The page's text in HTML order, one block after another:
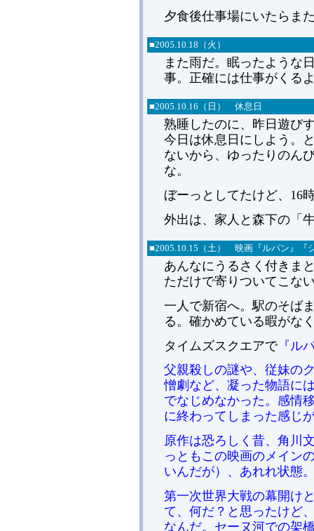
夕食後仕事場にいたらま
■2005.10.18（火）
また雨だ。眠ったような
事。正確には仕事がくる
■2005.10.16（日） 休息日
熟睡したのに、昨日遊び
今日は休息日にしよう。
ないから、ゆったりのん
な。
ぼーっとしてたけど、16
外出は、家人と森下の「
■2005.10.15（土） 映画『ルパン』『
あんなにうるさく付きま
ただけで寄りついてこな
一人で新宿へ。駅のそば
る。確かめている暇がな
タイムズスクエアで『ル
父親殺しの謎や、従妹の
憎劇など、凝った物語に
でなじめなかった。感情
に終わってしまった感じ
原作は恐ろしく昔、角川
っともこの映画のメイン
いんだが）、あれれ状態
第一次世界大戦の幕開け
て、何だ？と思ったけど
なんだ。セーヌ河での架